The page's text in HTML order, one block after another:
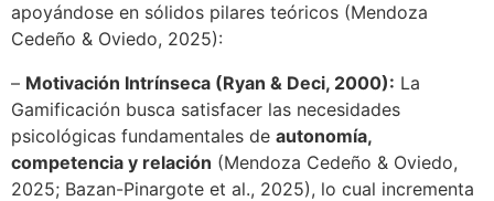
apoyándose en sólidos pilares teóricos (Mendoza
Cedeño & Oviedo, 2025):
– Motivación Intrínseca (Ryan & Deci, 2000): La
Gamificación busca satisfacer las necesidades
psicológicas fundamentales de autonomía,
competencia y relación (Mendoza Cedeño & Oviedo,
2025; Bazan-Pinargote et al., 2025), lo cual incrementa